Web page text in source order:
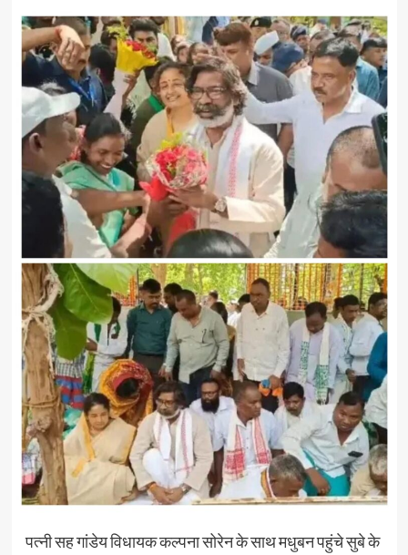
पत्नी सह गांडेय विधायक कल्पना सोरेन के साथ मधुबन पहुंचे सुबे के